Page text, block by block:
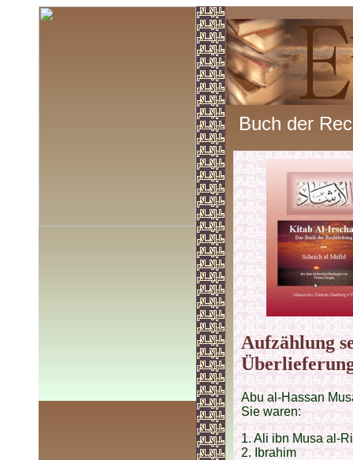
Buch der
Aufzählung
Abu al-Hassan
Sie waren:
1. Ali ibn Musa al-
2. Ibrahim